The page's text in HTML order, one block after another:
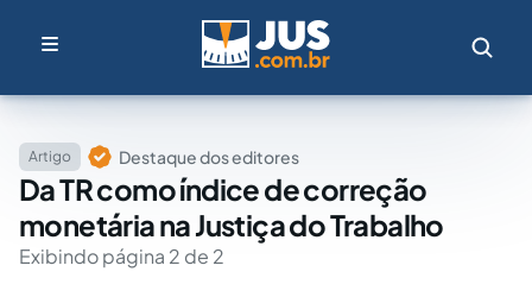
Artigo Destaque dos editores
Da TR como índice de correção
monetária na Justiça do Trabalho
Exibindo página 2 de 2